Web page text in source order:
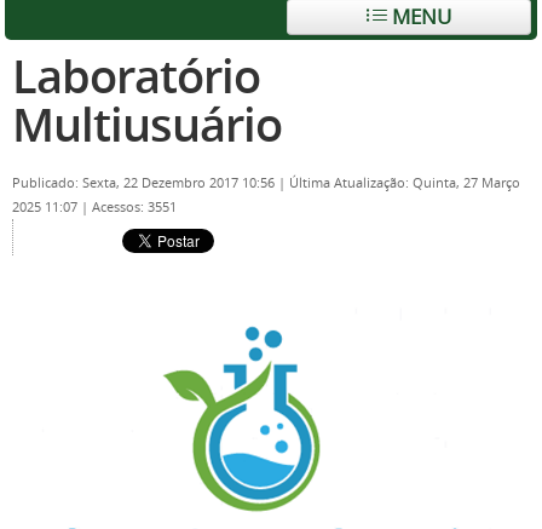
MENU
Laboratório
Multiusuário
Publicado: Sexta, 22 Dezembro 2017 10:56 | Última Atualização: Quinta, 27 Março
2025 11:07 | Acessos: 3551